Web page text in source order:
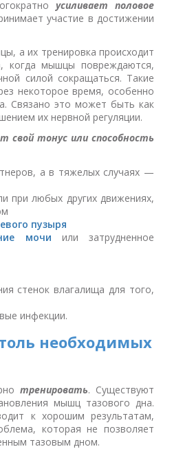
усиливает половое
участие в достижении
а их тренировка происходит
когда мышцы повреждаются,
силой сокращаться. Такие
некоторое время, особенно
Связано это может быть как
их нервной регуляции.
свой тонус или способность
а в тяжелых случаях —
при любых других движениях,
пузыря
мочи или затрудненное
стенок влагалища для того,
инфекции.
необходимых
тренировать. Существуют
мышц тазового дна.
к хорошим результатам,
которая не позволяет
тазовым дном.